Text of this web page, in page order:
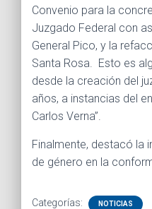
Convenio para la
Juzgado Federal con
General Pico, y la
Santa Rosa. Esto es
desde la creación del
años, a instancias del
Carlos Verna”.
Finalmente, destacó la
de género en la
Categorías: NOTICIAS